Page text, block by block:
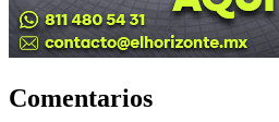
Comentarios